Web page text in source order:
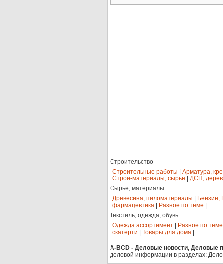
Строительство
Строительные работы
Арматура,
Строй-материалы, сырье
ДСП,
Сырье, материалы
Древесина, пиломатериалы
Бензин,
фармацевтика
Разное по теме
...
Текстиль, одежда, обувь
Одежда ассортимент
Разное по теме
скатерти
Товары для дома ...
A-BCD - Деловые новости, Деловые
деловой информации в разделах: